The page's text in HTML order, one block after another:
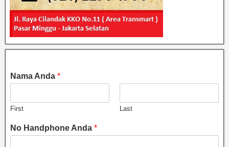
Nama Anda *
First Last
No Handphone Anda *